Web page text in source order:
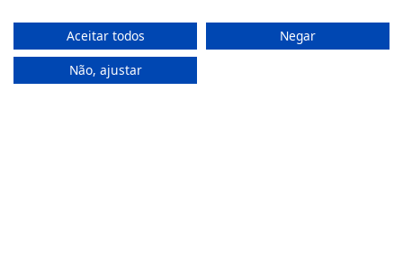
Portugal
(+351) 22 200 35 45
(Chamada para rede fixa nacional)
Aceitar todos
Negar
Não, ajustar